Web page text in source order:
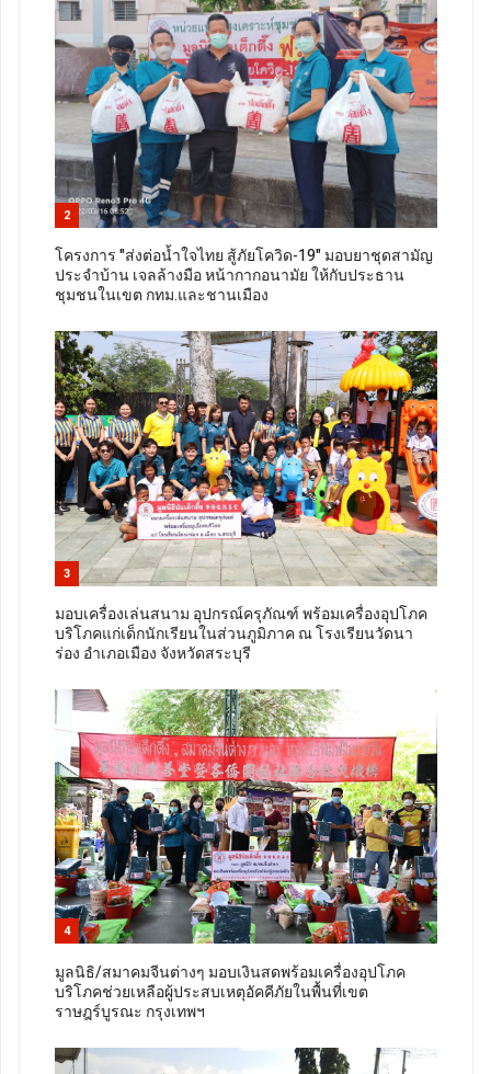
2
โครงการ "ส่งต่อน้ำใจไทย สู้ภัยโควิด-19" มอบยาชุดสามัญ
ประจำบ้าน เจลล้างมือ หน้ากากอนามัย ให้กับประธาน
ชุมชนในเขต กทม.และชานเมือง
3
มอบเครื่องเล่นสนาม อุปกรณ์ครุภัณฑ์ พร้อมเครื่องอุปโภค
บริโภคแก่เด็กนักเรียนในส่วนภูมิภาค ณ โรงเรียนวัดนา
ร่อง อำเภอเมือง จังหวัดสระบุรี
4
มูลนิธิ/สมาคมจีนต่างๆ มอบเงินสดพร้อมเครื่องอุปโภค
บริโภคช่วยเหลือผู้ประสบเหตุอัคคีภัยในพื้นที่เขต
ราษฎร์บูรณะ กรุงเทพฯ